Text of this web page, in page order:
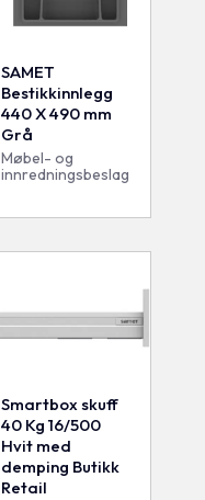
SAMET
Bestikkinnlegg
440 X 490 mm
Grå
Møbel- og
innredningsbeslag
Smartbox skuff
40 Kg 16/500
Hvit med
demping Butikk
Retail